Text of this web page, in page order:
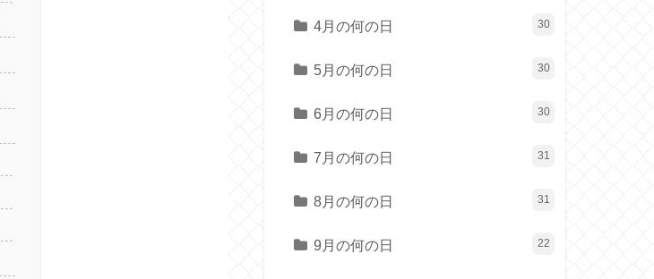
4月の何の日 30
5月の何の日 30
6月の何の日 30
7月の何の日 31
8月の何の日 31
9月の何の日 22